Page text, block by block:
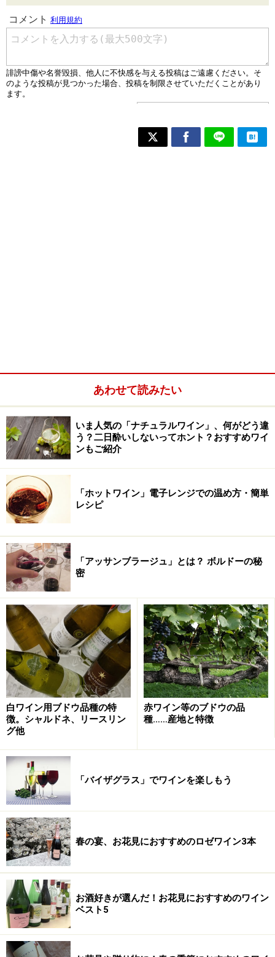
あわせて読みたい
いま人気の「ナチュラルワイン」、何がどう違
う？二日酔いしないってホント？おすすめワイ
ンもご紹介
「ホットワイン」電子レンジでの温め方・簡単
レシピ
「アッサンブラージュ」とは？ ボルドーの秘
密
白ワイン用ブドウ品種の特
徴。シャルドネ、リースリン
グ他
赤ワイン等のブドウの品
種……産地と特徴
「バイザグラス」でワインを楽しもう
春の宴、お花見におすすめのロゼワイン3本
お酒好きが選んだ！お花見におすすめのワイン
ベスト5